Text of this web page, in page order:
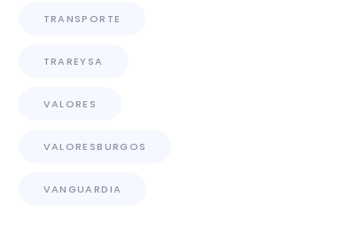
TRANSPORTE
TRAREYSA
VALORES
VALORESBURGOS
VANGUARDIA